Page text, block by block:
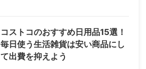
コストコのおすすめ日用品15選！
毎日使う生活雑貨は安い商品にし
て出費を抑えよう